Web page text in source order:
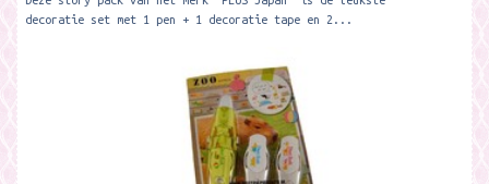
decoratie set met 1 pen + 1 decoratie tape en 2...